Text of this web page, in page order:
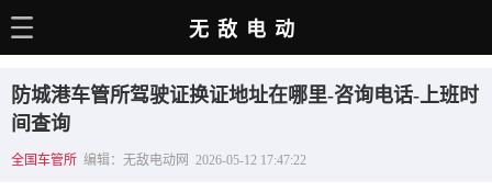
电动百科
电车资讯
无敌电动
防城港车管所驾驶证换证地址在哪里-咨询电话-上班时
间查询
全国车管所 编辑：无敌电动网 2026-05-12 17:47:22